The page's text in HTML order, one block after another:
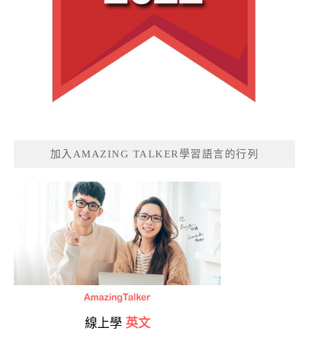
加入AMAZING TALKER學習語言的行列
線上學 英文